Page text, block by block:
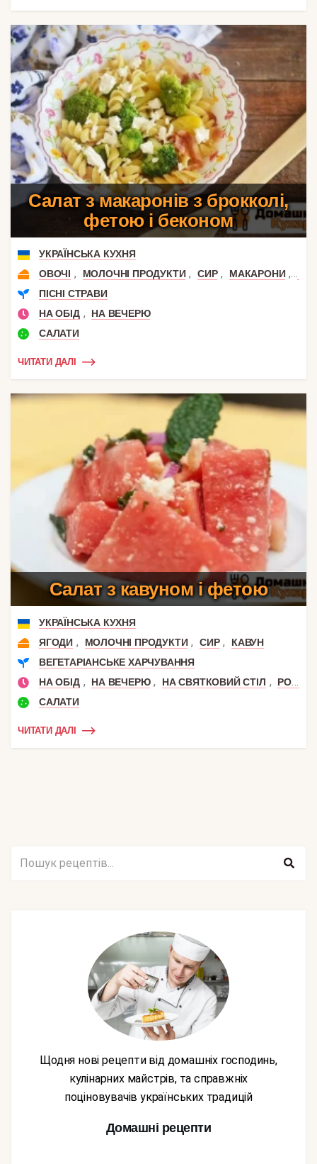
Салат з макаронів з брокколі,
фетою і беконом
УКРАЇНСЬКА КУХНЯ
ОВОЧІ , МОЛОЧНІ ПРОДУКТИ , СИР , МАКАРОНИ ,
ПІСНІ СТРАВИ
НА ОБІД ,
НА ВЕЧЕРЮ
САЛАТИ
ЧИТАТИ ДАЛІ
Салат з кавуном і фетою
УКРАЇНСЬКА КУХНЯ
ЯГОДИ , МОЛОЧНІ ПРОДУКТИ , СИР ,
КАВУН
ВЕГЕТАРІАНСЬКЕ ХАРЧУВАННЯ
НА ОБІД , НА ВЕЧЕРЮ , НА СВЯТКОВИЙ СТІЛ ,
РОМАНТИЧНА ВЕЧЕРЯ
САЛАТИ
ЧИТАТИ ДАЛІ
Щодня нові рецепти від домашніх господинь,
кулінарних майстрів, та справжніх
поціновувачів українських традицій
Домашні рецепти